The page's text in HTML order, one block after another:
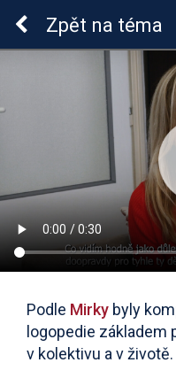
Sluchová
Zpět na téma
Podle Mirky byly
logopedie základem
v kolektivu a v životě.